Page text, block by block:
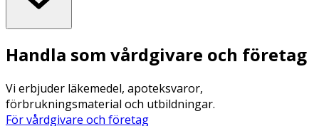
Handla som vårdgivare och företag
Vi erbjuder läkemedel, apoteksvaror,
förbrukningsmaterial och utbildningar.
För vårdgivare och företag